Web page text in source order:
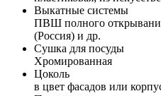
Выкатные системы
ПВШ полного
(Россия) и др.
Сушка для посуды
Хромированная
Цоколь
в цвет фасадов или